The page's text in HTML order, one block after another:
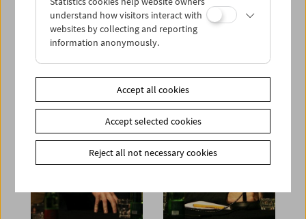
understand how visitors interact with
websites by collecting and reporting
information anonymously.
Accept all cookies
Accept selected cookies
Reject all not necessary cookies